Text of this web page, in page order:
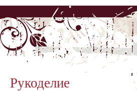
Рукоделие